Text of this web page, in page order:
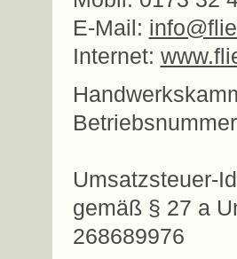
E-Mail:
Internet:
Umsatzsteuer-
gemäß § 27 a
268689976